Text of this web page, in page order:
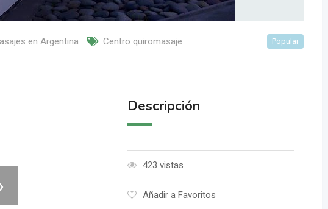
en Argentina Centro quiromasaje Popular
Descripción
423 vistas
Añadir a Favoritos